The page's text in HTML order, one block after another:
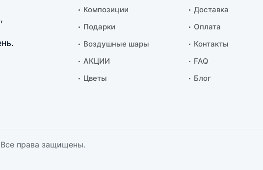
Композиции
Подарки
Воздушные шары
АКЦИИ
Цветы
Доставка
Оплата
Контакты
FAQ
Блог
права защищены.